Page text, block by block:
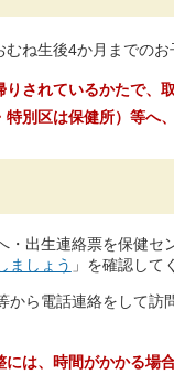
ね生後4か月までのお
りされているかたで
別区は保健所）等へ
・出生連絡票を保健セ
ましょう 」を確認して
から電話連絡をして訪
には、時間がかかる